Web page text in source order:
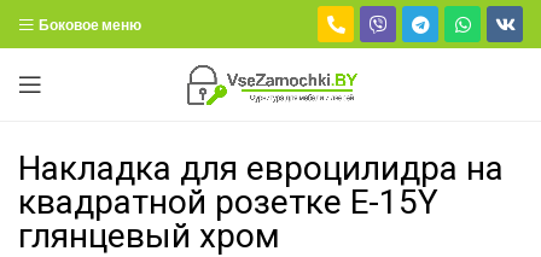
Боковое меню
Накладка для евроцилидра на
квадратной розетке Е-15Y
глянцевый хром